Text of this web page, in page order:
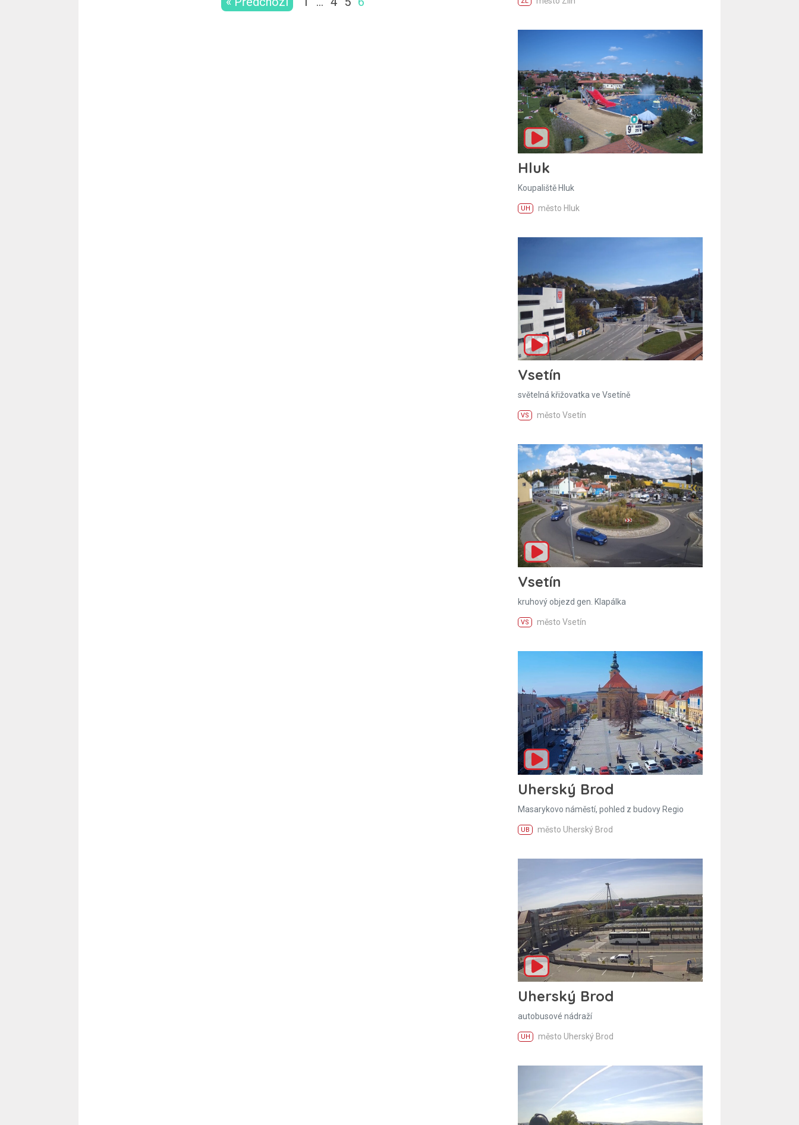
Hluk
Koupaliště Hluk
UH město Hluk
Vsetín
světelná křižovatka ve Vsetíně
VS město Vsetín
Vsetín
kruhový objezd gen. Klapálka
VS město Vsetín
Uherský Brod
Masarykovo náměstí, pohled z budovy Regio
UB město Uherský Brod
Uherský Brod
autobusové nádraží
UH město Uherský Brod